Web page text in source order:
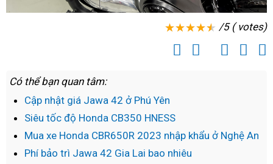
/5 ( votes)
Có thể bạn quan tâm:
Cập nhật giá Jawa 42 ở Phú Yên
Siêu tốc độ Honda CB350 HNESS
Mua xe Honda CBR650R 2023 nhập khẩu ở Nghệ An
Phí bảo trì Jawa 42 Gia Lai bao nhiêu